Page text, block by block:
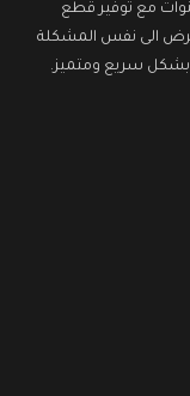
مع توفير قطع
الى نفس المشكلة
بشكل سريع ومتميز.